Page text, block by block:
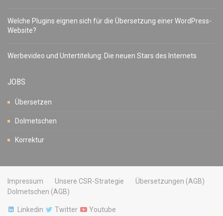
Welche Plugins eignen sich für die Übersetzung einer WordPress-
Website?
Werbevideo und Untertitelung: Die neuen Stars des Internets
JOBS
Übersetzen
Dolmetschen
Korrektur
Impressum Unsere CSR-Strategie
Übersetzungen (AGB)
Dolmetschen (AGB)
Linkedin Twitter Youtube